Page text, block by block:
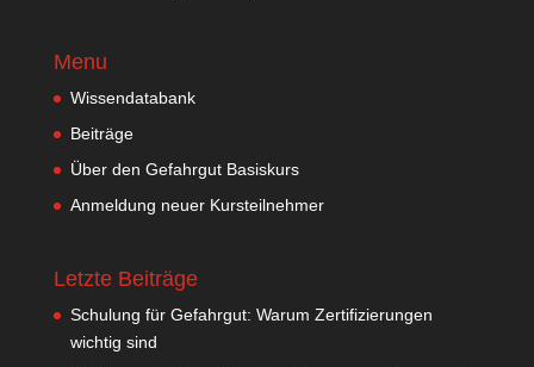
Menu
Wissendatabank
Beiträge
Über den Gefahrgut Basiskurs
Anmeldung neuer Kursteilnehmer
Letzte Beiträge
Schulung für Gefahrgut: Warum Zertifizierungen
wichtig sind